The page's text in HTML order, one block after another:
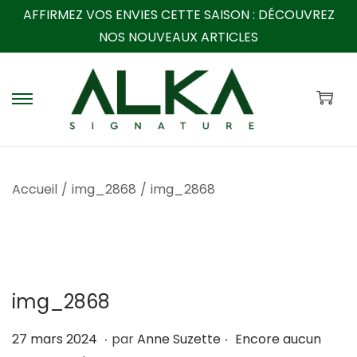
AFFIRMEZ VOS ENVIES CETTE SAISON : DÉCOUVREZ
NOS NOUVEAUX ARTICLES
P
a
e
a
P
a
e
n
Accueil / img_2868 / img_2868
img_2868
P
27 mars 2024 . parAnne Suzette . Encore aucun